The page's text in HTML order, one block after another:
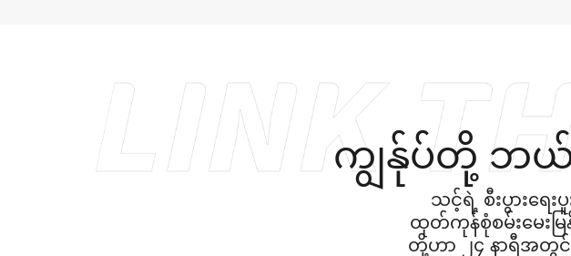
ကျွန်ုပ်တို့ ဘယ်
သင့်ရဲ့ စီးပွားရေ
ထုတ်ကုန်စုံစမ်းမေးမ
တို့ဟာ ၂၄ နာရီအတွင်